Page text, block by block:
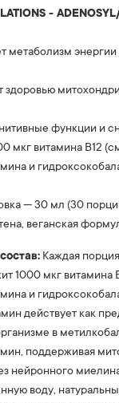
-
энергии
функции и
мкг витамина B12
и
— 30 мл (30
веганская
Каждая
1000 мкг витамина
и
действует как
в
поддерживая
нейронного
воду,